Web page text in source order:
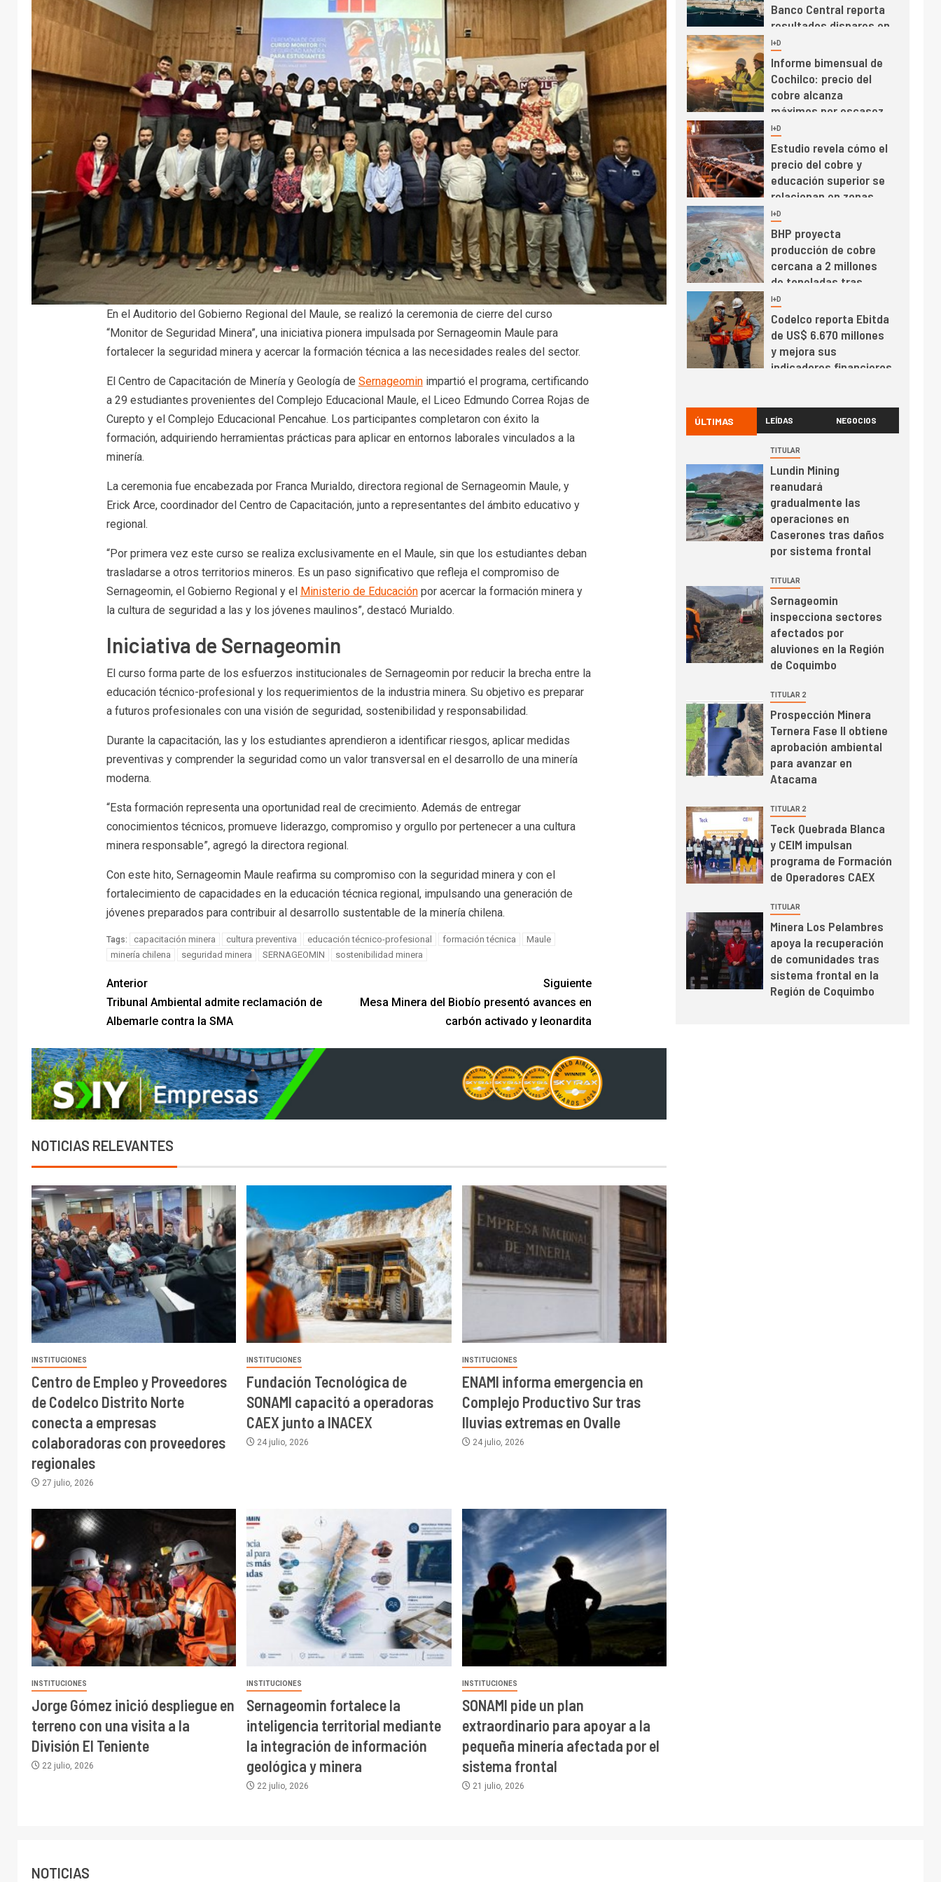
En el Auditorio del Gobierno Regional del Maule, se realizó la ceremonia de cierre del curso
“Monitor de Seguridad Minera”, una iniciativa pionera impulsada por Sernageomin Maule para
fortalecer la seguridad minera y acercar la formación técnica a las necesidades reales del sector.
El Centro de Capacitación de Minería y Geología de Sernageominimpartió el programa, certificando
a 29 estudiantes provenientes del Complejo Educacional Maule, el Liceo Edmundo Correa Rojas de
Curepto y el Complejo Educacional Pencahue. Los participantes completaron con éxito la
formación, adquiriendo herramientas prácticas para aplicar en entornos laborales vinculados a la
minería.
La ceremonia fue encabezada por Franca Murialdo, directora regional de Sernageomin Maule, y
Erick Arce, coordinador del Centro de Capacitación, junto a representantes del ámbito educativo y
regional.
“Por primera vez este curso se realiza exclusivamente en el Maule, sin que los estudiantes deban
trasladarse a otros territorios mineros. Es un paso significativo que refleja el compromiso de
Sernageomin, el Gobierno Regional y el Ministerio de Educaciónpor acercar la formación minera y
la cultura de seguridad a las y los jóvenes maulinos”, destacó Murialdo.
Iniciativa de Sernageomin
El curso forma parte de los esfuerzos institucionales de Sernageomin por reducir la brecha entre la
educación técnico-profesional y los requerimientos de la industria minera. Su objetivo es preparar
a futuros profesionales con una visión de seguridad, sostenibilidad y responsabilidad.
Durante la capacitación, las y los estudiantes aprendieron a identificar riesgos, aplicar medidas
preventivas y comprender la seguridad como un valor transversal en el desarrollo de una minería
moderna.
“Esta formación representa una oportunidad real de crecimiento. Además de entregar
conocimientos técnicos, promueve liderazgo, compromiso y orgullo por pertenecer a una cultura
minera responsable”, agregó la directora regional.
Con este hito, Sernageomin Maule reafirma su compromiso con la seguridad minera y con el
fortalecimiento de capacidades en la educación técnica regional, impulsando una generación de
jóvenes preparados para contribuir al desarrollo sustentable de la minería chilena.
Tags: capacitación minera cultura preventiva educación técnico-profesional formación técnica
Maule
minería chilena
seguridad minera SERNAGEOMIN sostenibilidad minera
Anterior
Tribunal Ambiental admite reclamación de
Albemarle contra la SMA
Siguiente
Mesa Minera del Biobío presentó avances en
carbón activado y leonardita
NOTICIAS RELEVANTES
INSTITUCIONES
Centro de Empleo y Proveedores
de Codelco Distrito Norte
conecta a empresas
colaboradoras con proveedores
regionales
27 julio, 2026
INSTITUCIONES
Fundación Tecnológica de
SONAMI capacitó a operadoras
CAEX junto a INACEX
24 julio, 2026
INSTITUCIONES
ENAMI informa emergencia en
Complejo Productivo Sur tras
lluvias extremas en Ovalle
24 julio, 2026
INSTITUCIONES
Jorge Gómez inició despliegue en
terreno con una visita a la
División El Teniente
22 julio, 2026
INSTITUCIONES
Sernageomin fortalece la
inteligencia territorial mediante
la integración de información
geológica y minera
22 julio, 2026
INSTITUCIONES
SONAMI pide un plan
extraordinario para apoyar a la
pequeña minería afectada por el
sistema frontal
21 julio, 2026
Banco Central reporta
resultados dispares en
el primer trimestre
4 I+D
Informe bimensual de
Cochilco: precio del
cobre alcanza
máximos por escasez
de concentrados
5 I+D
Estudio revela cómo el
precio del cobre y
educación superior se
relacionan en zonas
mineras
6 I+D
BHP proyecta
producción de cobre
cercana a 2 millones
de toneladas tras
récord en Escondida
I+D
Codelco reporta Ebitda
de US$ 6.670 millones
y mejora sus
indicadores financieros
Codelco Ventanas
prueba camión 100%
eléctrico para
transportar cátodos al
Puerto de San Antonio
2 I+D
Producción minera en
mayo de 2026 cae
10,6%
I+D
PIB minero impacta el
crecimiento regional:
Banco Central reporta
resultados dispares en
el primer trimestre
4
Informe bimensual de
Cochilco: precio del
cobre alcanza
máximos por escasez
de concentrados
5 I+D
Estudio revela cómo el
precio del cobre y
educación superior se
mineras
6 I+D
BHP proyecta
producción de cobre
cercana a 2 millones
de toneladas tras
Codelco reporta Ebitda
de US$ 6.670 millones
y mejora sus
indicadores financieros
ÚLTIMAS LEÍDAS NEGOCIOS
TITULAR
Lundin Mining
reanudará
gradualmente las
operaciones en
Caserones tras daños
por sistema frontal
TITULAR
Sernageomin
inspecciona sectores
afectados por
aluviones en la Región
de Coquimbo
TITULAR 2
Prospección Minera
Ternera Fase II obtiene
aprobación ambiental
para avanzar en
Atacama
TITULAR 2
Teck Quebrada Blanca
y CEIM impulsan
programa de Formación
de Operadores CAEX
TITULAR
Minera Los Pelambres
apoya la recuperación
de comunidades tras
sistema frontal en la
Región de Coquimbo
NOTICIAS